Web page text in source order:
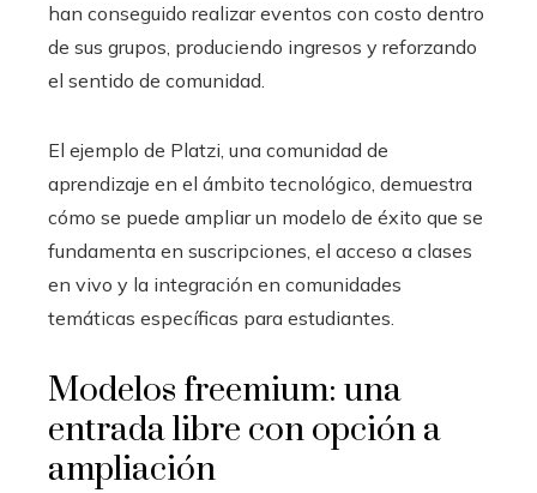
han conseguido realizar eventos con costo dentro
de sus grupos, produciendo ingresos y reforzando
el sentido de comunidad.
El ejemplo de Platzi, una comunidad de
aprendizaje en el ámbito tecnológico, demuestra
cómo se puede ampliar un modelo de éxito que se
fundamenta en suscripciones, el acceso a clases
en vivo y la integración en comunidades
temáticas específicas para estudiantes.
Modelos freemium: una
entrada libre con opción a
ampliación